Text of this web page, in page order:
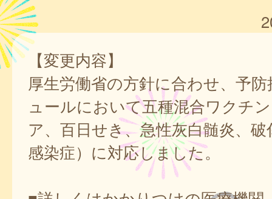
【変更内容】
厚生労働省の方針に合わせ、予
ュールにおいて五種混合ワクチ
ア、百日せき、急性灰白髄炎、
感染症）に対応しました。